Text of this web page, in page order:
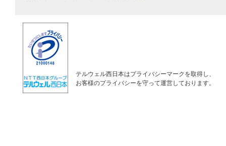
テルウェル西日本はプライバシーマークを取得し、
お客様のプライバシーを守って運営しております。